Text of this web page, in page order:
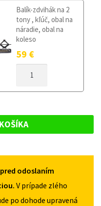
Balík-zdvihák na 2
tony , kľúč, obal na
náradie, obal na
koleso
59 €
DOJAZDOVÉ
2011-
2014
odoslaním
V prípade zlého
po dohode upravená